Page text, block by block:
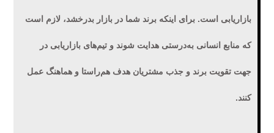
بازاریابی است. برای اینکه برند شما در بازار بدرخشد، لازم است
که منابع انسانی به‌درستی هدایت شوند و تیم‌های بازاریابی در
جهت تقویت برند و جذب مشتریان هدف هم‌راستا و هماهنگ عمل
کنند.